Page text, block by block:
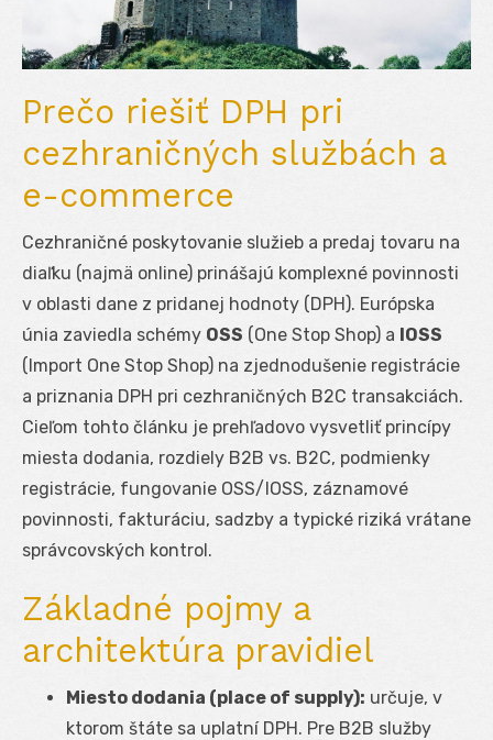
Prečo riešiť DPH pri
cezhraničných službách a
e-commerce
Cezhraničné poskytovanie služieb a predaj tovaru na
diaľku (najmä online) prinášajú komplexné povinnosti
v oblasti dane z pridanej hodnoty (DPH). Európska
únia zaviedla schémy OSS (One Stop Shop) a IOSS
(Import One Stop Shop) na zjednodušenie registrácie
a priznania DPH pri cezhraničných B2C transakciách.
Cieľom tohto článku je prehľadovo vysvetliť princípy
miesta dodania, rozdiely B2B vs. B2C, podmienky
registrácie, fungovanie OSS/IOSS, záznamové
povinnosti, fakturáciu, sadzby a typické riziká vrátane
správcovských kontrol.
Základné pojmy a
architektúra pravidiel
Miesto dodania (place of supply): určuje, v
ktorom štáte sa uplatní DPH. Pre B2B služby